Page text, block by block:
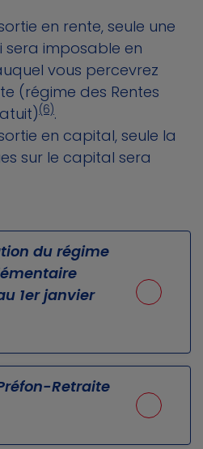
en rente, seule une
imposable en
vous percevrez
(régime des Rentes
(6).
en capital, seule la
sur le capital sera
du régime
1er janvier
Retraite